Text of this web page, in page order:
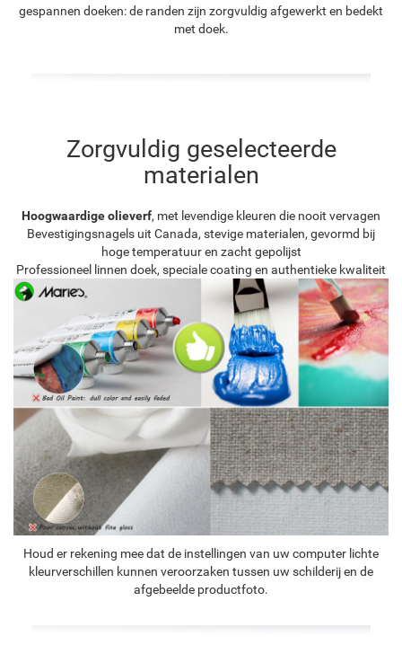
gespannen doeken: de randen zijn zorgvuldig afgewerkt en bedekt
met doek.
Zorgvuldig geselecteerde
materialen
Hoogwaardige olieverf, met levendige kleuren die nooit vervagen
Bevestigingsnagels uit Canada, stevige materialen, gevormd bij
hoge temperatuur en zacht gepolijst
Professioneel linnen doek, speciale coating en authentieke kwaliteit
Houd er rekening mee dat de instellingen van uw computer lichte
kleurverschillen kunnen veroorzaken tussen uw schilderij en de
afgebeelde productfoto.